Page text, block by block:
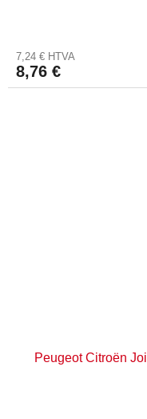
7,24 € HTVA
8,76 €
Peugeot Citroën